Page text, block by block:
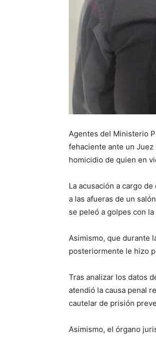
Agentes del Ministerio
fehaciente ante un
homicidio de quien en
La acusación a cargo
a las afueras de un
se peleó a golpes con la
Asimismo, que durante
posteriormente le hizo
Tras analizar los datos
atendió la causa penal
cautelar de prisión
Asimismo, el órgano